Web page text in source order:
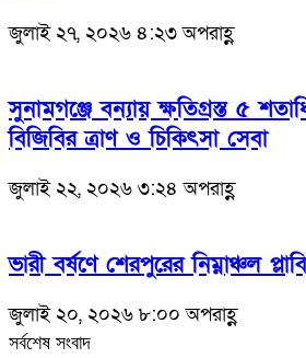
জুলাই ২৭, ২০২৬ ৪:২৩ অপরাহ্ণ
সুনামগঞ্জে বন্যায় ক্ষতিগ্রস্ত ৫
বিজিবির ত্রাণ ও চিকিৎসা সেবা
জুলাই ২২, ২০২৬ ৩:২৪ অপরাহ্ণ
ভারী বর্ষণে শেরপুরের নিম্নাঞ্চল
জুলাই ২০, ২০২৬ ৮:০০ অপরাহ্ণ
সর্বশেষ সংবাদ